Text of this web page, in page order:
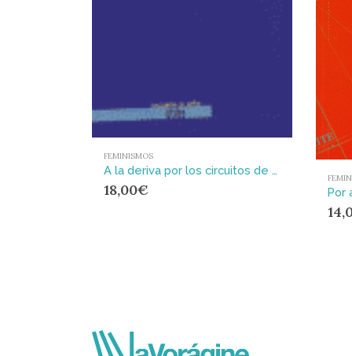
FEMINISMOS
A la deriva por los circuitos de la precariedad femenina
18,00€